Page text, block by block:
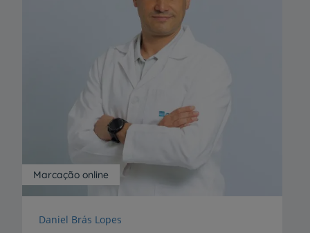
Marcação online
Daniel Brás Lopes